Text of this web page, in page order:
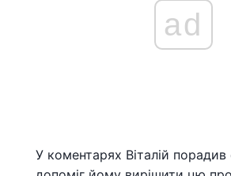
ad
У коментарях Віталій порадив